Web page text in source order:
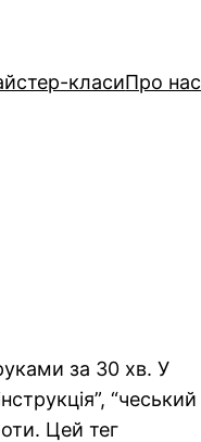
класиПро нас
за 30 хв. У
“чеський
Цей тег